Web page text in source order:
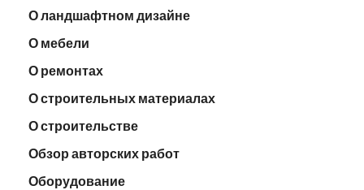
О ландшафтном дизайне
О мебели
О ремонтах
О строительных материалах
О строительстве
Обзор авторских работ
Оборудование